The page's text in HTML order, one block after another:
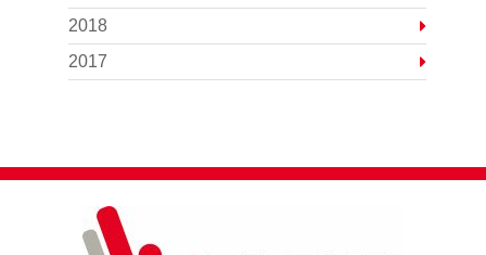
2018
2017